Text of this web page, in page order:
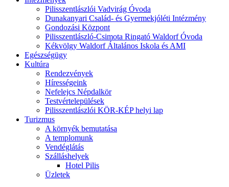
Pilisszentlászlói Vadvirág Óvoda
Dunakanyari Család- és Gyermekjóléti Intézmény
Gondozási Központ
Pilisszentlászló-Csimota Ringató Waldorf Óvoda
Kékvölgy Waldorf Általános Iskola és AMI
Egészségügy
Kultúra
Rendezvények
Hírességeink
Nefelejcs Népdalkör
Testvértelepülések
Pilisszentlászlói KÖR-KÉP helyi lap
Turizmus
A környék bemutatása
A templomunk
Vendéglátás
Szálláshelyek
Hotel Pilis
Üzletek